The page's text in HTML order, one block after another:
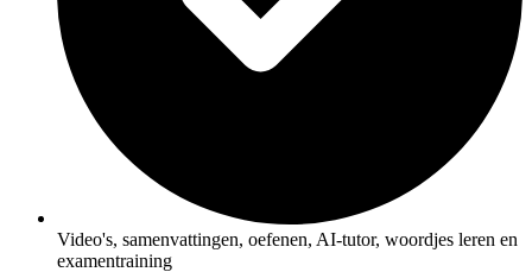
Video's, samenvattingen, oefenen, AI-tutor, woordjes leren en
examentraining